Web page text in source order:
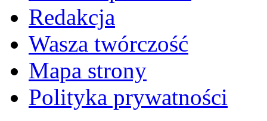
Redakcja
Wasza twórczość
Mapa strony
Polityka prywatności